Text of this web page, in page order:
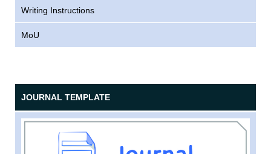
Writing Instructions
MoU
JOURNAL TEMPLATE